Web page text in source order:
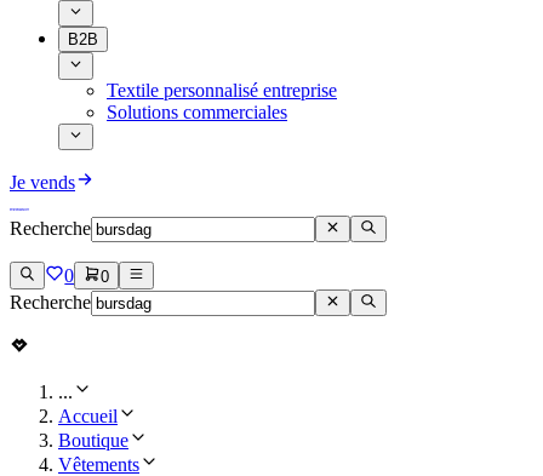
B2B
Textile personnalisé entreprise
Solutions commerciales
Je vends
Recherche
0 0
Recherche
...
Accueil
Boutique
Vêtements